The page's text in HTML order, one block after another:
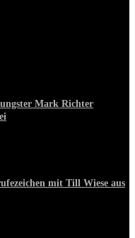
Mark Richter
mit Till Wiese aus